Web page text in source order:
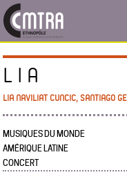
L I A
LIA NAVILIAT CUNCIC, SANTIAGO
MUSIQUES DU MONDE
AMÉRIQUE LATINE
CONCERT